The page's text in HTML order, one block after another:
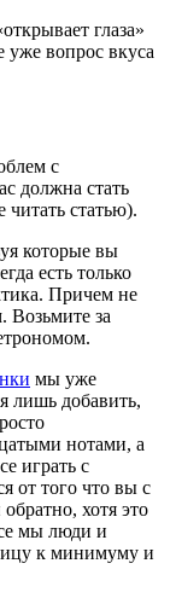
глаза»
вопрос вкуса
с
должна стать
статью).
которые вы
есть только
Причем не
Возьмите за
мы уже
лишь добавить,
нотами, а
играть с
от того что вы с
хотя это
мы люди и
к минимуму и